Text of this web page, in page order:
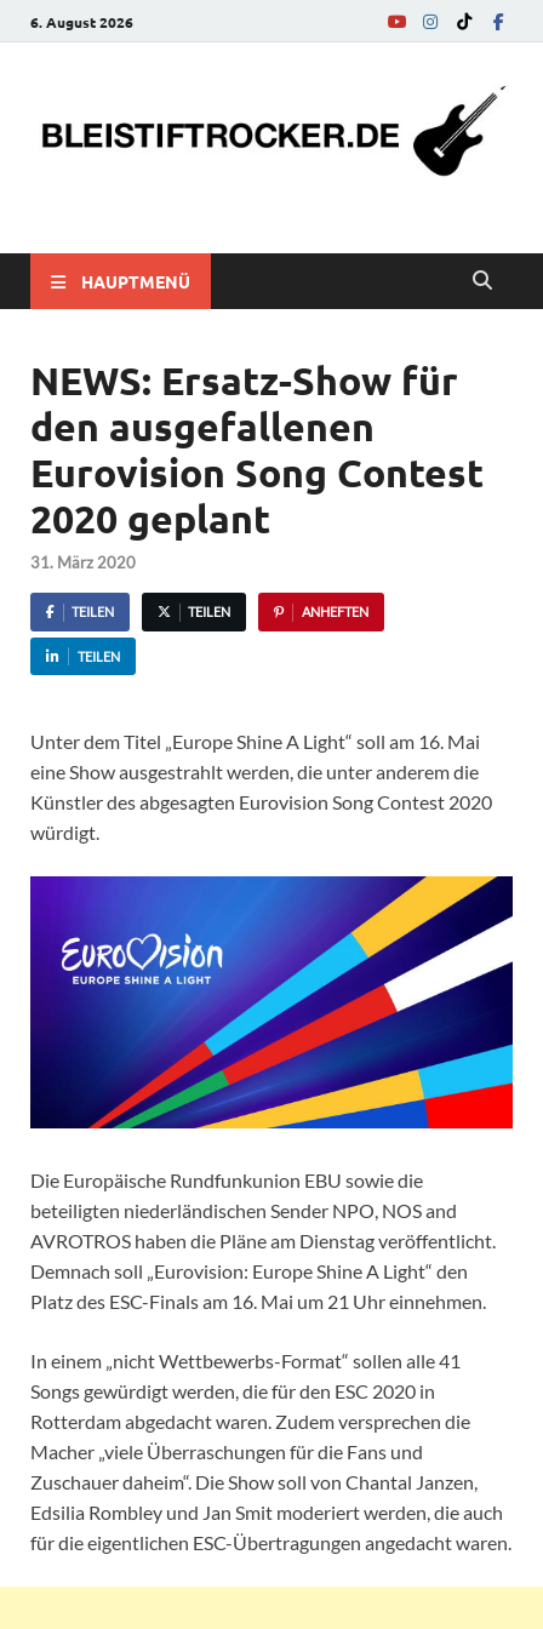
6. August 2026
bleistiftrocker.de
HAUPTMENÜ
NEWS: Ersatz-Show für
den ausgefallenen
Eurovision Song Contest
2020 geplant
31. März 2020
TEILEN TEILEN ANHEFTEN
TEILEN
Unter dem Titel „Europe Shine A Light“ soll am 16. Mai
eine Show ausgestrahlt werden, die unter anderem die
Künstler des abgesagten Eurovision Song Contest 2020
würdigt.
Die Europäische Rundfunkunion EBU sowie die
beteiligten niederländischen Sender NPO, NOS and
AVROTROS haben die Pläne am Dienstag veröffentlicht.
Demnach soll „Eurovision: Europe Shine A Light“ den
Platz des ESC-Finals am 16. Mai um 21 Uhr einnehmen.
In einem „nicht Wettbewerbs-Format“ sollen alle 41
Songs gewürdigt werden, die für den ESC 2020 in
Rotterdam abgedacht waren. Zudem versprechen die
Macher „viele Überraschungen für die Fans und
Zuschauer daheim“. Die Show soll von Chantal Janzen,
Edsilia Rombley und Jan Smit moderiert werden, die auch
für die eigentlichen ESC-Übertragungen angedacht waren.